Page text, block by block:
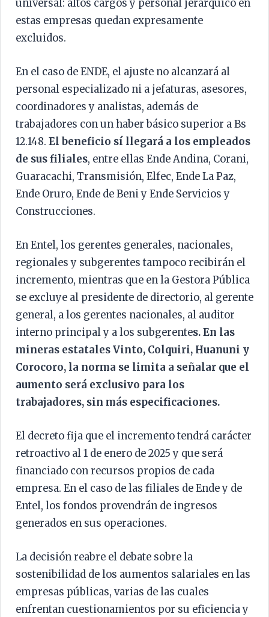
universal: altos cargos y personal jerárquico en
estas empresas quedan expresamente
excluidos.
En el caso de ENDE, el ajuste no alcanzará al
personal especializado ni a jefaturas, asesores,
coordinadores y analistas, además de
trabajadores con un haber básico superior a Bs
12.148. El beneficio sí llegará a los empleados
de sus filiales, entre ellas Ende Andina, Corani,
Guaracachi, Transmisión, Elfec, Ende La Paz,
Ende Oruro, Ende de Beni y Ende Servicios y
Construcciones.
En Entel, los gerentes generales, nacionales,
regionales y subgerentes tampoco recibirán el
incremento, mientras que en la Gestora Pública
se excluye al presidente de directorio, al gerente
general, a los gerentes nacionales, al auditor
interno principal y a los subgerentes. En las
mineras estatales Vinto, Colquiri, Huanuni y
Corocoro, la norma se limita a señalar que el
aumento será exclusivo para los
trabajadores, sin más especificaciones.
El decreto fija que el incremento tendrá carácter
retroactivo al 1 de enero de 2025 y que será
financiado con recursos propios de cada
empresa. En el caso de las filiales de Ende y de
Entel, los fondos provendrán de ingresos
generados en sus operaciones.
La decisión reabre el debate sobre la
sostenibilidad de los aumentos salariales en las
empresas públicas, varias de las cuales
enfrentan cuestionamientos por su eficiencia y